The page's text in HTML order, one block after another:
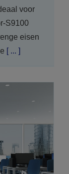
voor
S9100
eisen
[ ... ]